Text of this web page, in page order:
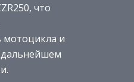
что
мотоцикла и
дальнейшем